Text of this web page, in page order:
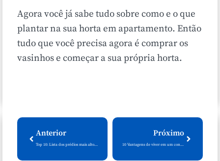
Agora você já sabe tudo sobre como e o que
plantar na sua horta em apartamento. Então
tudo que você precisa agora é comprar os
vasinhos e começar a sua própria horta.
Anterior
Top 10: Lista dos prédios mais altos do Brasil
Próximo
10 Vantagens de viver em um condomínio fechado: Descubra os benefícios para a sua família